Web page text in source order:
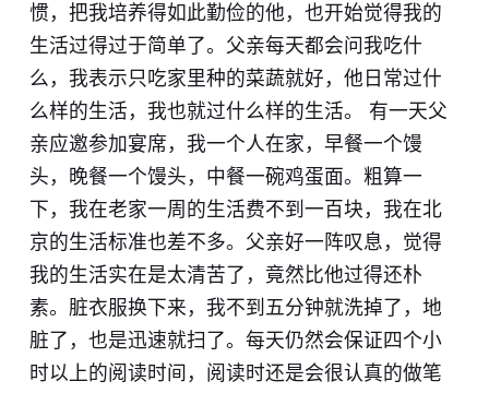
惯，把我培养得如此勤俭的他，也开始觉得我的
生活过得过于简单了。父亲每天都会问我吃什
么，我表示只吃家里种的菜蔬就好，他日常过什
么样的生活，我也就过什么样的生活。 有一天父
亲应邀参加宴席，我一个人在家，早餐一个馒
头，晚餐一个馒头，中餐一碗鸡蛋面。粗算一
下，我在老家一周的生活费不到一百块，我在北
京的生活标准也差不多。父亲好一阵叹息，觉得
我的生活实在是太清苦了，竟然比他过得还朴
素。脏衣服换下来，我不到五分钟就洗掉了，地
脏了，也是迅速就扫了。每天仍然会保证四个小
时以上的阅读时间，阅读时还是会很认真的做笔